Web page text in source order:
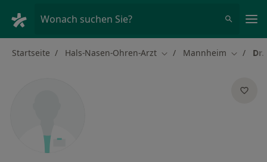
Wonach suchen Sie?
Startseite Hals-Nasen-Ohren-Arzt Stadt ändern
Mannheim Stadt